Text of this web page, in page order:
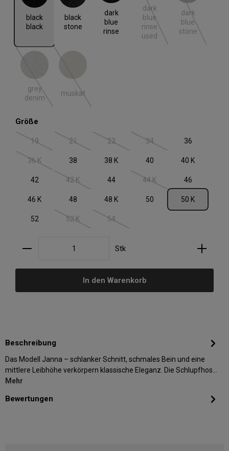
black
black
black black
black
stone
black stone
dark
blue
rinse
dark blue rinse
dark
blue
rinse
used
dark blue rinse used
(Diese Option ist zurzeit
dark
blue
stone
dark blue stone
(Diese
grey
denim
grey denim
(Diese Option ist zurzeit nicht verfügbar.)
muskat
muskat
(Diese Option ist zurzeit nicht verfügbar.)
Größe
19(Diese Option ist zurzeit nicht verfügbar.)
21(Diese Option ist zurzeit nicht verfügbar.)
23(Diese Option ist zurzeit nicht verfügbar.)
34(Diese Option ist zurzeit
36
36 K(Diese Option ist zurzeit nicht verfügbar.)
38 38 K 40 40 K
42 42 K(Diese Option ist zurzeit nicht verfügbar.)
44 44 K(Diese Option ist zurzeit
46
46 K 48 48 K 50 50 K
52 52 K(Diese Option ist zurzeit nicht verfügbar.)
54(Diese Option ist zurzeit nicht verfügbar.)
Produkt Anzahl: Gib den gewünschten Wert ein
Stk
In den Warenkorb
Beschreibung
Das Modell Janna – schlanker Schnitt, schmales Bein und eine
mittlere Leibhöhe verkörpern klassische Eleganz. Die Schlupfhos…
Mehr
Bewertungen